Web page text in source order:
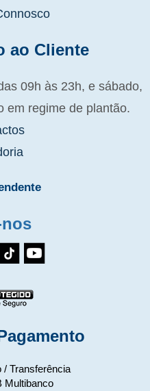
ao Cliente
09h às 23h, e sábado,
em regime de plantão.
/ Transferência
Multibanco